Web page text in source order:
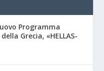
Programma
Grecia, «HELLAS-